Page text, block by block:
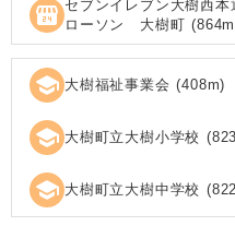
local_convenience_store セブンイレブン大樹西本
ローソン 大樹町 (864
school 大樹福祉事業会 (408m)
school 大樹町立大樹小学校 (
school 大樹町立大樹中学校 (